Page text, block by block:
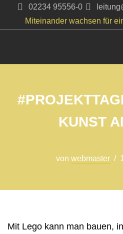
Zum
02234 95556-0
Miteinander wachsen für
KUNST
von webmaster
Mit Lego kann man bauen,